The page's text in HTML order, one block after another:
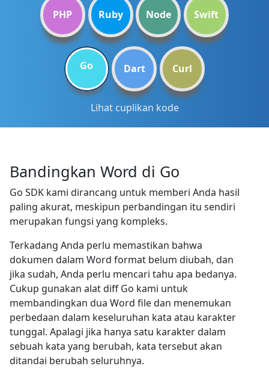
PHP Ruby Node Swift
Go Dart Curl
Lihat cuplikan kode
Bandingkan Word di Go
Go SDK kami dirancang untuk memberi Anda hasil
paling akurat, meskipun perbandingan itu sendiri
merupakan fungsi yang kompleks.
Terkadang Anda perlu memastikan bahwa
dokumen dalam Word format belum diubah, dan
jika sudah, Anda perlu mencari tahu apa bedanya.
Cukup gunakan alat diff Go kami untuk
membandingkan dua Word file dan menemukan
perbedaan dalam keseluruhan kata atau karakter
tunggal. Apalagi jika hanya satu karakter dalam
sebuah kata yang berubah, kata tersebut akan
ditandai berubah seluruhnya.